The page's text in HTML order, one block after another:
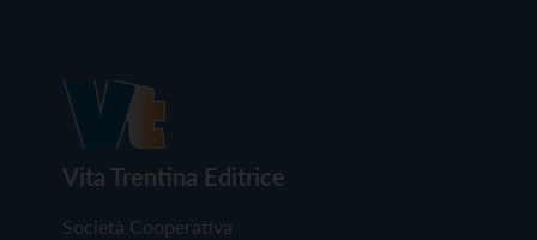
Vita Trentina Editrice
Società Cooperativa